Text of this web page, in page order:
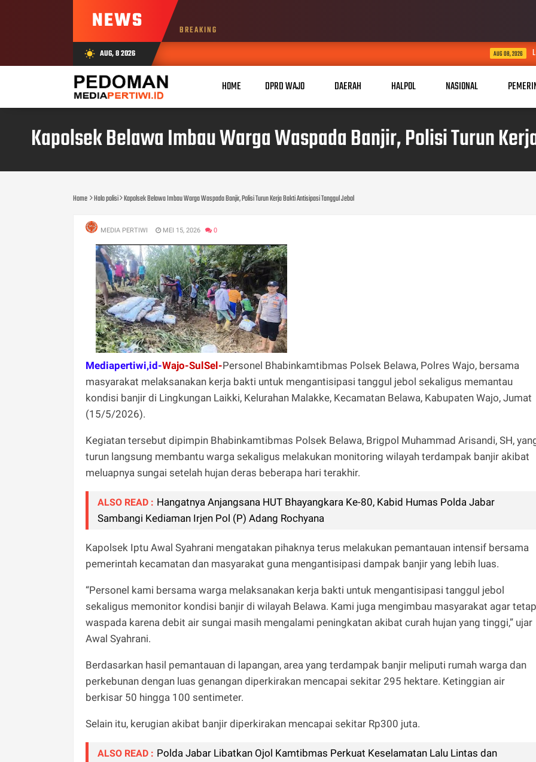
NEWS BREAKING
wb_sunny AUG, 8 2026 LIRA INGATKAN
HOME DPRD WAJO DAERAH HALPOL NASIONAL
Kapolsek Belawa Imbau Warga Waspada Banjir, Polisi Turun
Home Halo polisi Kapolsek Belawa Imbau Warga Waspada Banjir, Polisi Turun Kerja Bakti Antisipasi Tanggul Jebol
MEDIA PERTIWI MEI 15, 2026 0
Mediapertiwi,id-Wajo-SulSel-Personel Bhabinkamtibmas Polsek Belawa, Polres Wajo, bersama
masyarakat melaksanakan kerja bakti untuk mengantisipasi tanggul jebol sekaligus memantau
kondisi banjir di Lingkungan Laikki, Kelurahan Malakke, Kecamatan Belawa, Kabupaten Wajo, Jumat
(15/5/2026).
Kegiatan tersebut dipimpin Bhabinkamtibmas Polsek Belawa, Brigpol Muhammad Arisandi, SH,
turun langsung membantu warga sekaligus melakukan monitoring wilayah terdampak banjir akibat
meluapnya sungai setelah hujan deras beberapa hari terakhir.
ALSO READ : Hangatnya Anjangsana HUT Bhayangkara Ke-80, Kabid Humas Polda Jabar
Sambangi Kediaman Irjen Pol (P) Adang Rochyana
Kapolsek Iptu Awal Syahrani mengatakan pihaknya terus melakukan pemantauan intensif bersama
pemerintah kecamatan dan masyarakat guna mengantisipasi dampak banjir yang lebih luas.
“Personel kami bersama warga melaksanakan kerja bakti untuk mengantisipasi tanggul jebol
sekaligus memonitor kondisi banjir di wilayah Belawa. Kami juga mengimbau masyarakat agar tetap
waspada karena debit air sungai masih mengalami peningkatan akibat curah hujan yang tinggi,” ujar
Awal Syahrani.
Berdasarkan hasil pemantauan di lapangan, area yang terdampak banjir meliputi rumah warga dan
perkebunan dengan luas genangan diperkirakan mencapai sekitar 295 hektare. Ketinggian air
berkisar 50 hingga 100 sentimeter.
Selain itu, kerugian akibat banjir diperkirakan mencapai sekitar Rp300 juta.
ALSO READ : Polda Jabar Libatkan Ojol Kamtibmas Perkuat Keselamatan Lalu Lintas dan